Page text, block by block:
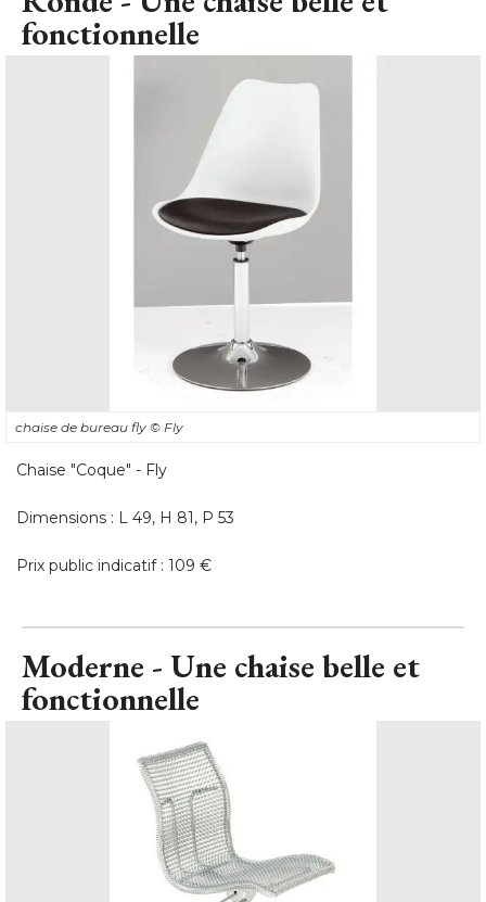
fonctionnelle
chaise de bureau fly © Fly
Chaise "Coque" - Fly
Dimensions : L 49, H 81, P 53
Prix public indicatif : 109 €
Moderne - Une chaise belle et
fonctionnelle